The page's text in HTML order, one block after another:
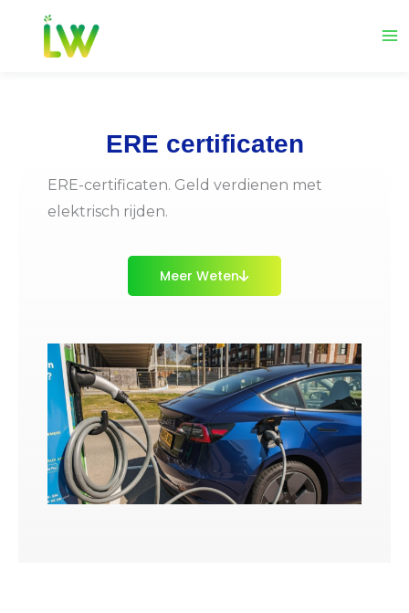
ERE certificaten
ERE-certificaten. Geld verdienen met
elektrisch rijden.
Meer Weten